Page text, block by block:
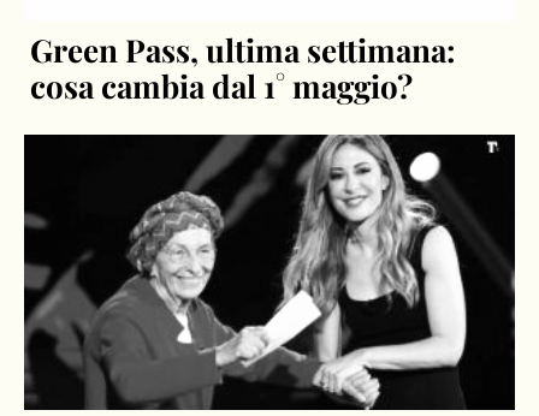
Green Pass, ultima settimana:
cosa cambia dal 1° maggio?